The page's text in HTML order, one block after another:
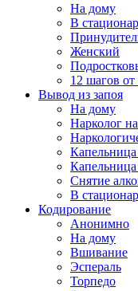
На дому
В
Женский
12 шагов от
Вывод из запоя
На дому
Нарколог
Капельница
Снятие
В
Кодирование
Анонимно
На дому
Вшивание
Эспераль
Торпедо